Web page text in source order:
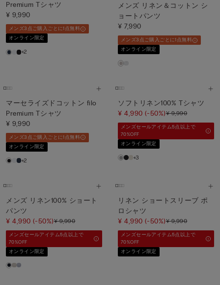
Premium Tシャツ
¥ 9,990
メンズ3点ご購入ごとに1点無料
オンライン限定
+2
メンズ リネン＆コットン シ
ョートパンツ
¥ 7,990
メンズ3点ご購入ごとに1点無料
オンライン限定
マーセライズドコットン filo
Premium Tシャツ
¥ 9,990
メンズ3点ご購入ごとに1点無料
オンライン限定
+2
ソフトリネン100% Tシャツ
¥ 4,990(-50%)¥ 9,990
メンズセールアイテム5点以上で
70%OFF
オンライン限定
+3
メンズ リネン100% ショート
パンツ
¥ 4,990(-50%)¥ 9,990
メンズセールアイテム5点以上で
70%OFF
オンライン限定
リネン ショートスリーブ ポ
ロシャツ
¥ 4,990(-50%)¥ 9,990
メンズセールアイテム5点以上で
70%OFF
オンライン限定